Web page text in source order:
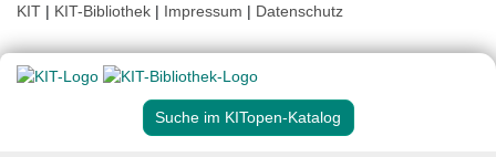
KIT | KIT-Bibliothek | Impressum | Datenschutz
Suche im KITopen-Katalog